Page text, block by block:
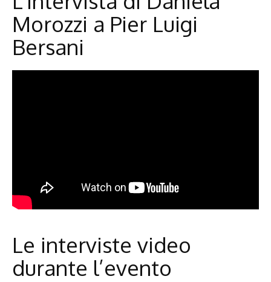
Morozzi a Pier Luigi
Bersani
Le interviste video
durante l’evento